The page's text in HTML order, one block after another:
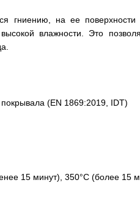
гниению, на ее поверхности
влажности. Это
(EN 1869:2019, IDT)
15 минут), 350°С (более 15